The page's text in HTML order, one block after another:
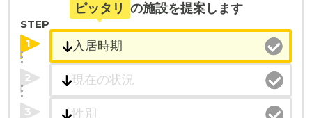
ピッタリ の施設を提案します
STEP
1
2
3